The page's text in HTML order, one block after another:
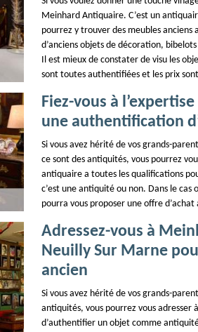
Meinhard Antiquaire. C’est un
pourrez y trouver des meubles
d’anciens objets de décoration,
Il est mieux de constater de visu les
sont toutes authentifiées et les prix
Fiez-vous à
une authentification
Si vous avez hérité de vos grands-
ce sont des antiquités, vous pourrez
antiquaire a toutes les qualifications
c’est une antiquité ou non. Dans le cas
pourra vous proposer une offre
Adressez-vous à
Neuilly Sur Marne
ancien
Si vous avez hérité de vos grands-
antiquités, vous pourrez vous
d’authentifier un objet comme